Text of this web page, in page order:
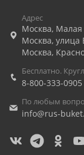
Адрес
Москва, Малая
Москва, улица
Москва,
Бесплатно.
8-800-333-0905
По любым
info@rus-